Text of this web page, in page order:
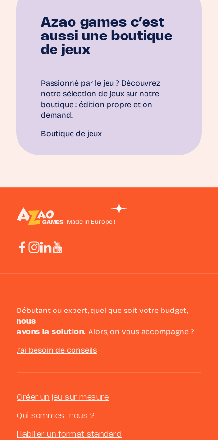
Azao games c’est
aussi une boutique
de jeux
Passionné par le jeu ? Découvrez
notre sélection de jeux sur notre
boutique : édition propre et on
demand.
Boutique de jeux
- Made in Europe !
Débutant ou expert, quel que soit votre budget,
nous
avons la solution. Alors, on vous accompagne ?
J’ai besoin de conseils
Créer un jeu sur mesure
Qui sommes-nous ?
Habiller un format standard